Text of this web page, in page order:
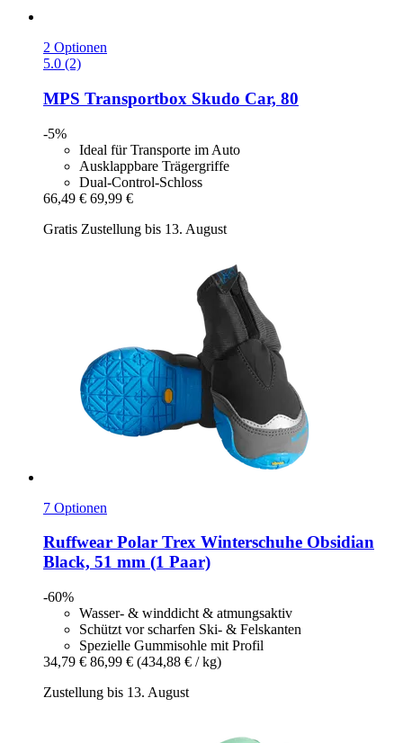
2 Optionen
5.0 (2)
MPS Transportbox Skudo Car, 80
-5%
Ideal für Transporte im Auto
Ausklappbare Trägergriffe
Dual-Control-Schloss
66,49 € 69,99 €
Gratis Zustellung bis 13. August
7 Optionen
Ruffwear Polar Trex Winterschuhe Obsidian
Black, 51 mm (1 Paar)
-60%
Wasser- & winddicht & atmungsaktiv
Schützt vor scharfen Ski- & Felskanten
Spezielle Gummisohle mit Profil
34,79 € 86,99 € (434,88 € / kg)
Zustellung bis 13. August